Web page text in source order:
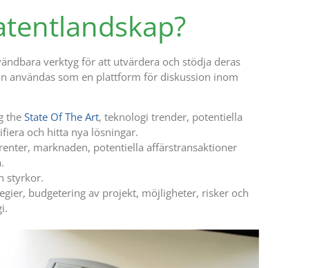
verktyg för att utvärdera och stödja deras
användas som en plattform för diskussion inom
the State Of The Art, teknologi trender, potentiella
och hitta nya lösningar.
marknaden, potentiella affärstransaktioner
styrkor.
budgetering av projekt, möjligheter, risker och